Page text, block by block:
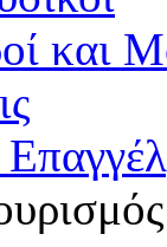
και